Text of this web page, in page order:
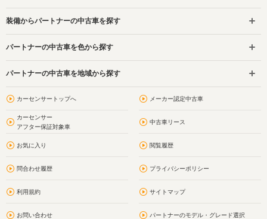
装備からパートナーの中古車を探す
パートナーの中古車を色から探す
パートナーの中古車を地域から探す
カーセンサートップへ メーカー認定中古車
カーセンサー
アフター保証対象車
中古車リース
お気に入り 閲覧履歴
問合わせ履歴 プライバシーポリシー
利用規約 サイトマップ
お問い合わせ パートナーのモデル・グレード選択